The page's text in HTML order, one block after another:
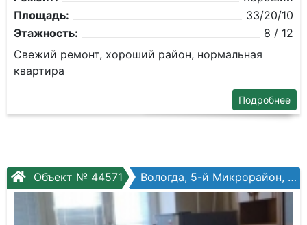
Площадь:
33/20/10
Этажность:
8 / 12
Свежий ремонт, хороший район, нормальная
квартира
Подробнее
Объект № 44571 Вологда, 5-й Микрорайон, Маршала Конева ул, №17а